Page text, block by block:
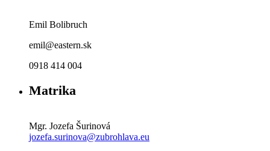
Emil Bolibruch
emil@eastern.sk
0918 414 004
Matrika
Mgr. Jozefa Šurinová
jozefa.surinova@zubrohlava.eu